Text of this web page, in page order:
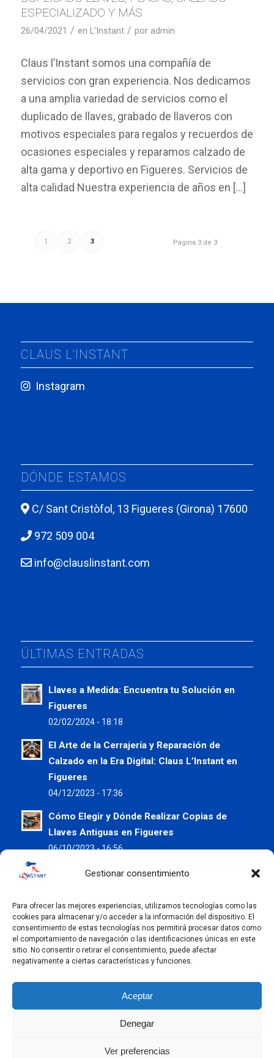
Gestionar consentimiento
Para ofrecer las mejores experiencias, utilizamos tecnologías como las
cookies para almacenar y/o acceder a la información del dispositivo. El
consentimiento de estas tecnologías nos permitirá procesar datos como
el comportamiento de navegación o las identificaciones únicas en este
sitio. No consentir o retirar el consentimiento, puede afectar
negativamente a ciertas características y funciones.
Aceptar
Denegar
Ver preferencias
ESPECIALIZADO Y MÁS
26/04/2021 / en L'Instant / por admin
Claus l’Instant somos una compañía de
servicios con gran experiencia. Nos dedicamos
a una amplia variedad de servicios como el
duplicado de llaves, grabado de llaveros con
motivos especiales para regalos y recuerdos de
ocasiones especiales y reparamos calzado de
alta gama y deportivo en Figueres. Servicios de
alta calidad Nuestra experiencia de años en […]
Página 3 de 3
1 2 3
CLAUS L’INSTANT
Instagram
DÓNDE ESTAMOS
C/ Sant Cristòfol, 13 Figueres (Girona) 17600
972 509 004
info@clauslinstant.com
ÚLTIMAS ENTRADAS
Llaves a Medida: Encuentra tu Solución en
Figueres
02/02/2024 - 18:18
El Arte de la Cerrajería y Reparación de
Calzado en la Era Digital: Claus L’Instant en
Figueres
04/12/2023 - 17:36
Cómo Elegir y Dónde Realizar Copias de
Llaves Antiguas en Figueres
06/10/2023 - 16:56
Preserva tus Zapatos de Verano con los
05/07/2023 - 09:37
Copia de Llaves en Figueres: La Importancia
de un Duplicado de Calidad
07/06/2023 - 08:58